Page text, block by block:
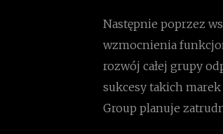
Następnie poprzez
wzmocnienia
rozwój całej grupy
sukcesy takich
Group planuje